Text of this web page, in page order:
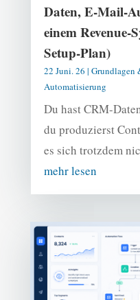
Daten, E-Mail-
einem Revenue-
Setup-Plan)
22 Juni. 26 | Grundlagen
Automatisierung
Du hast CRM-
du produzierst
es sich trotzdem
mehr lesen